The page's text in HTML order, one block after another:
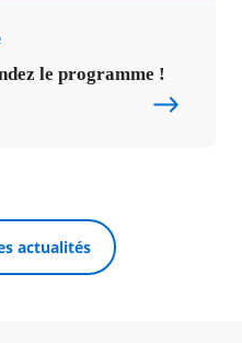
le programme !
actualités